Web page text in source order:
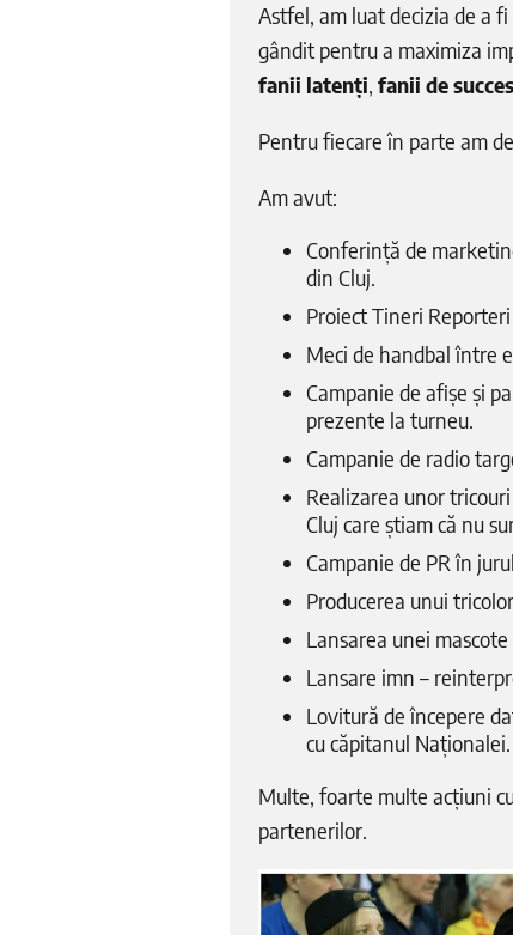
Astfel, am luat decizia de a
gândit pentru a maximiza
fanii latenți, fanii de succes
Pentru fiecare în parte am
Am avut:
Conferință de
din Cluj.
Proiect Tineri
Meci de handbal între
Campanie de afișe și
prezente la turneu.
Campanie de radio
Realizarea unor
Cluj care știam că nu
Campanie de PR în
Producerea unui
Lansarea unei
Lansare imn –
Lovitură de începere
cu căpitanul Naționalei.
Multe, foarte multe acțiuni
partenerilor.